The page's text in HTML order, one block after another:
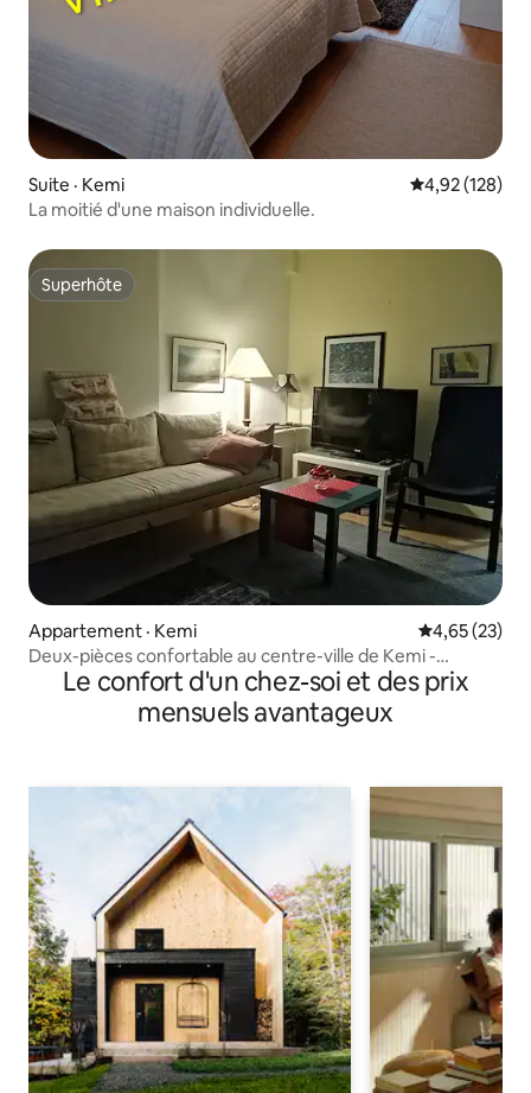
Suite · Kemi Note
4,92 (128)
La moitié d'une maison individuelle.
Superhôte
Superhôte
Appartement · Kemi Note
4,65 (23)
Deux-pièces confortable au centre-ville de Kemi -
paysage de parc
Le confort d'un chez-soi et des prix
mensuels avantageux